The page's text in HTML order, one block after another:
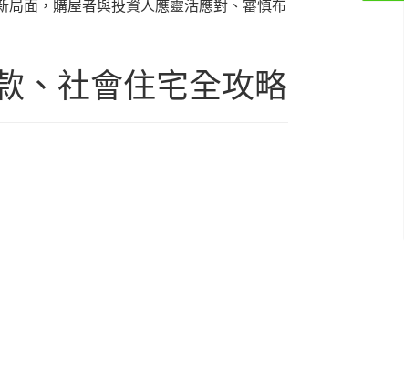
面，購屋者與投資人應靈活應對、審慎布
、社會住宅全攻略